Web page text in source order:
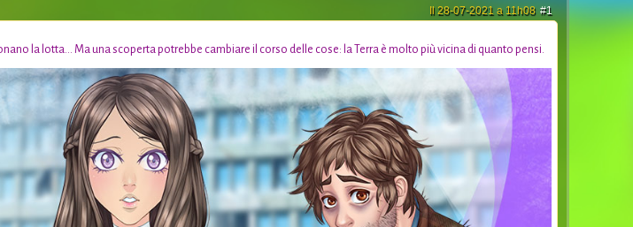
#1
Il 28-07-2021 a 11h08
la lotta... Ma una scoperta potrebbe cambiare il corso delle cose: la Terra è molto più vicina di quanto pensi.